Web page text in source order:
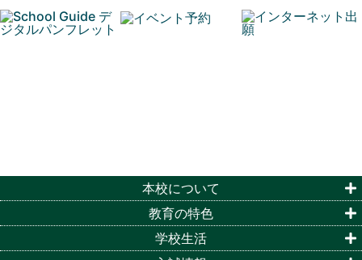
本校について
教育の特色
学校生活